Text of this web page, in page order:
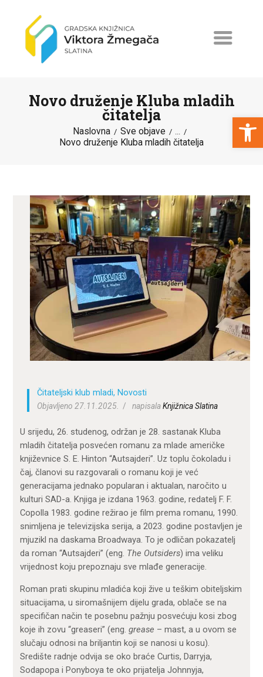
Open toolbar
Novo druženje Kluba mladih
čitatelja
Naslovna Sve objave ...
Novo druženje Kluba mladih čitatelja
NASLOVNA
PROGRAMI I PROJEKTI
KATALOG
O KNJIŽNICI
ZA KORISNIKE
ODJELI
DOKUMENTI
KONTAKT
Čitateljski klub mladi, Novosti
Objavljeno 27.11.2025.
napisalaKnjižnica Slatina
U srijedu, 26. studenog, održan je 28. sastanak Kluba
mladih čitatelja posvećen romanu za mlade američke
književnice S. E. Hinton “Autsajderi”. Uz toplu čokoladu i
čaj, članovi su razgovarali o romanu koji je već
generacijama jednako popularan i aktualan, naročito u
kulturi SAD-a. Knjiga je izdana 1963. godine, redatelj F. F.
Copolla 1983. godine režirao je film prema romanu, 1990.
snimljena je televizijska serija, a 2023. godine postavljen je
mjuzikl na daskama Broadwaya. To je odličan pokazatelj
da roman “Autsajderi” (eng. The Outsiders) ima veliku
vrijednost koju prepoznaju sve mlađe generacije.
Roman prati skupinu mladića koji žive u teškim obiteljskim
situacijama, u siromašnijem dijelu grada, oblače se na
specifičan način te posebnu pažnju posvećuju kosi zbog
koje ih zovu “greaseri” (eng.grease – mast, a u ovom se
slučaju odnosi na briljantin koji se nanosi u kosu).
Središte radnje odvija se oko braće Curtis, Darryja,
Sodapopa i Ponyboya te oko prijatelja Johnnyja,